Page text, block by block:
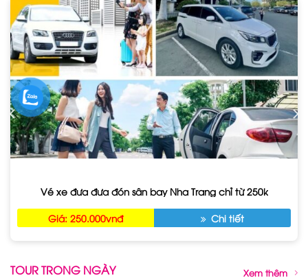
Vé xe đưa đưa đón sân bay Nha Trang chỉ từ 250k
Giá: 250.000vnđ Chi tiết
TOUR TRONG NGÀY Xem thêm